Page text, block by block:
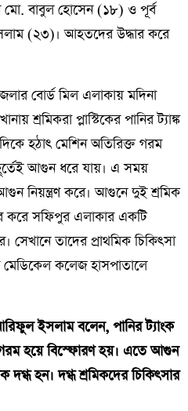
মো. বাবুল হোসেন (১৮) ও পূর্ব
(২৩)। আহতদের উদ্ধার করে
বোর্ড মিল এলাকায় মদিনা
শ্রমিকরা প্লাস্টিকের পানির ট্যাঙ্ক
হঠাৎ মেশিন অতিরিক্ত গরম
আগুন ধরে যায়। এ সময়
নিয়ন্ত্রণ করে। আগুনে দুই শ্রমিক
করে সফিপুর এলাকার একটি
সেখানে তাদের প্রাথমিক চিকিৎসা
মেডিকেল কলেজ হাসপাতালে
ইসলাম বলেন, পানির ট্যাংক
হয়ে বিস্ফোরণ হয়। এতে আগুন
হন। দগ্ধ শ্রমিকদের চিকিৎসার